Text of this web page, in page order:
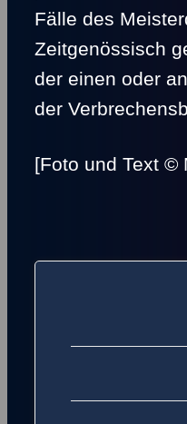
Fälle des
Zeitgenössisch
der einen oder
der
[Foto und Text ©